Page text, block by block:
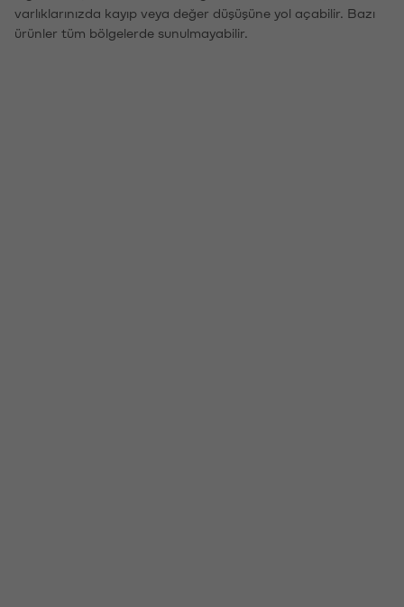
varlıklarınızda kayıp veya değer düşüşüne yol açabilir. Bazı
ürünler tüm bölgelerde sunulmayabilir.